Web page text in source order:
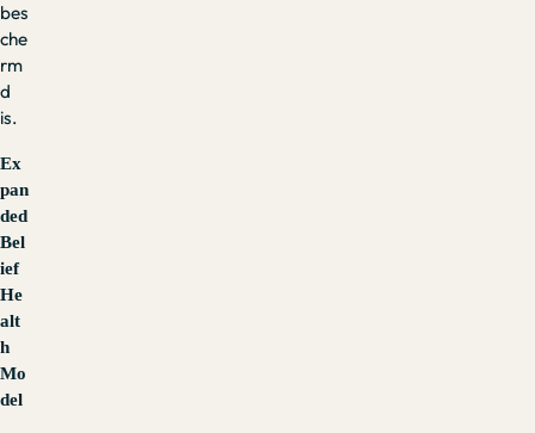
bes
che
rm
d
is.
Ex
pan
ded
Bel
ief
He
alt
h
Mo
del